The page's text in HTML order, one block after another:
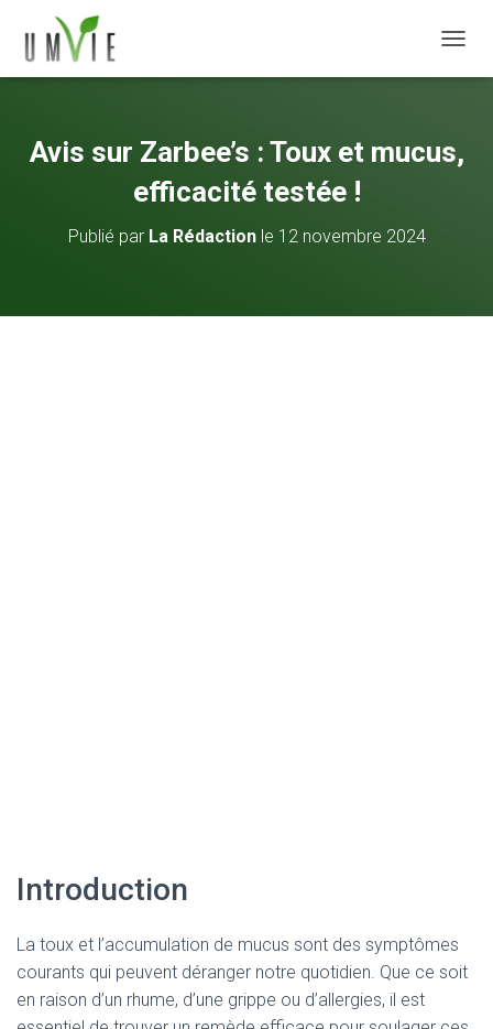
Avis sur Zarbee’s : Toux et mucus,
efficacité testée !
Publié par La Rédactionle 12 novembre 2024
Introduction
La toux et l’accumulation de mucus sont des symptômes
courants qui peuvent déranger notre quotidien. Que ce soit
en raison d’un rhume, d’une grippe ou d’allergies, il est